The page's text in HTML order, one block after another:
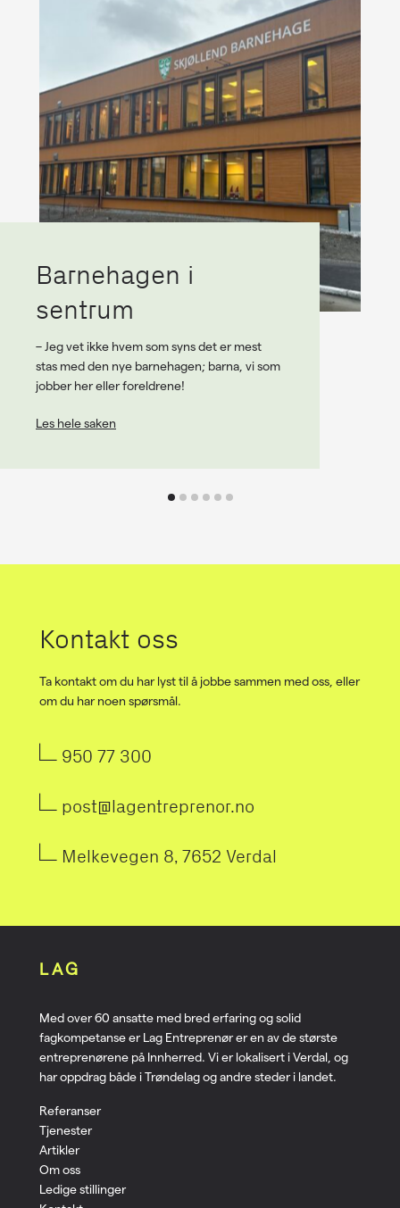
Barnehagen i
sentrum
– Jeg vet ikke hvem som syns det er mest
stas med den nye barnehagen; barna, vi som
jobber her eller foreldrene!
Les hele saken
Kontakt oss
Ta kontakt om du har lyst til å jobbe sammen med oss, eller
om du har noen spørsmål.
950 77 300
post@lagentreprenor.no
Melkevegen 8, 7652 Verdal
LAG
Med over 60 ansatte med bred erfaring og solid
fagkompetanse er Lag Entreprenør er en av de største
entreprenørene på Innherred. Vi er lokalisert i Verdal, og
har oppdrag både i Trøndelag og andre steder i landet.
Referanser
Tjenester
Artikler
Om oss
Ledige stillinger